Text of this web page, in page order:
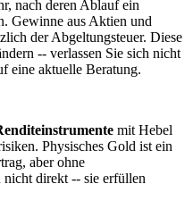
nach deren Ablauf ein
Gewinne aus Aktien und
der Abgeltungsteuer. Diese
-- verlassen Sie sich nicht
eine aktuelle Beratung.
mit Hebel
Physisches Gold ist ein
aber ohne
direkt -- sie erfüllen